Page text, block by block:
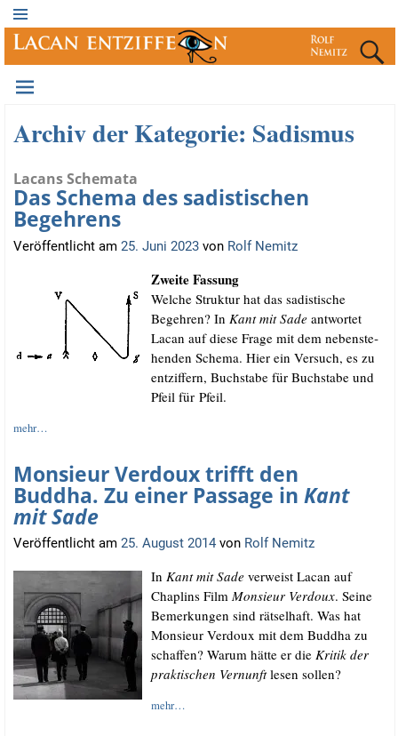
Archiv der Kategorie: Sadismus
Lacans Schemata
Das Schema des sadistischen
Begehrens
Veröffentlicht am 25. Juni 2023 von Rolf Nemitz
Zwei­te Fassung
Wel­che Struk­tur hat das sadis­ti­sche
Begeh­ren? In Kant mit Sade ant­wor­tet
Lacan auf die­se Fra­ge mit dem neben­ste­
hen­den Sche­ma. Hier ein Ver­such, es zu
ent­zif­fern, Buch­sta­be für Buch­sta­be und
Pfeil für Pfeil.
mehr…
Monsieur Verdoux trifft den
Buddha. Zu einer Passage in Kant
mit Sade
Veröffentlicht am 25. August 2014 von Rolf Nemitz
InKant mit Sade ver­weist Lacan auf
Chap­lins FilmMon­sieur Ver­doux. Sei­ne
Bemer­kun­gen sind rät­sel­haft. Was hat
Mon­sieur Ver­doux mit dem Bud­dha zu
schaf­fen? War­um hät­te er dieKri­tik der
prak­ti­schen Ver­nunftlesen sollen?
mehr…